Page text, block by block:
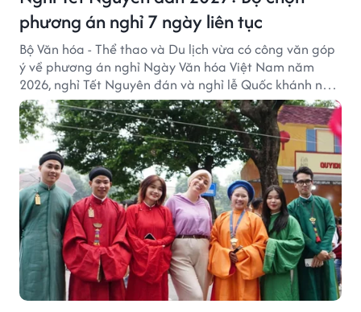
phương án nghỉ 7 ngày liên tục
Bộ Văn hóa - Thể thao và Du lịch vừa có công văn góp
ý về phương án nghỉ Ngày Văn hóa Việt Nam năm
2026, nghỉ Tết Nguyên đán và nghỉ lễ Quốc khánh năm
2027.